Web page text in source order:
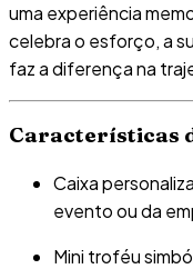
uma experiência
celebra o esforço, a
faz a diferença na
Características
Caixa
evento ou da
Mini troféu